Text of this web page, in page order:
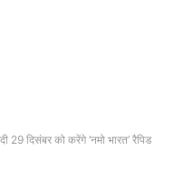
29 दिसंबर को करेंगे ‘नमो भारत’ रैपिड